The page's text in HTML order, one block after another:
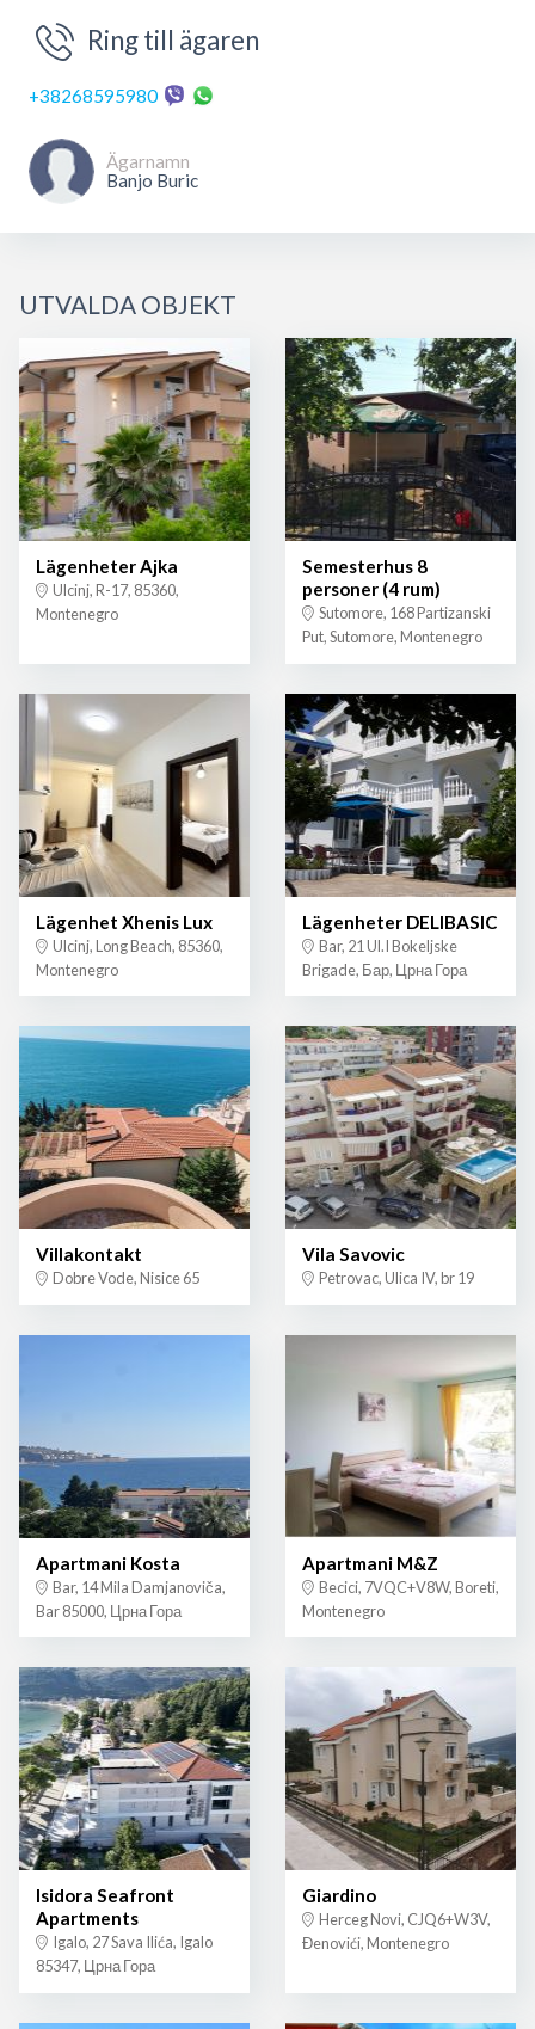
Ring till ägaren
+38268595980
Ägarnamn
Banjo Buric
UTVALDA OBJEKT
Lägenheter Ajka
Ulcinj, R-17, 85360,
Montenegro
Semesterhus 8
personer (4 rum)
Sutomore, 168 Partizanski
Put, Sutomore, Montenegro
Lägenhet Xhenis Lux
Ulcinj, Long Beach, 85360,
Montenegro
Lägenheter DELIBASIC
Bar, 21 Ul.I Bokeljske
Brigade, Бар, Црна Гора
Villakontakt
Dobre Vode, Nisice 65
Vila Savovic
Petrovac, Ulica IV, br 19
Apartmani Kosta
Bar, 14 Mila Damjanoviča,
Bar 85000, Црна Гора
Apartmani M&Z
Becici, 7VQC+V8W, Boreti,
Montenegro
Isidora Seafront
Apartments
Igalo, 27 Sava Ilića, Igalo
85347, Црна Гора
Giardino
Herceg Novi, CJQ6+W3V,
Đenovići, Montenegro